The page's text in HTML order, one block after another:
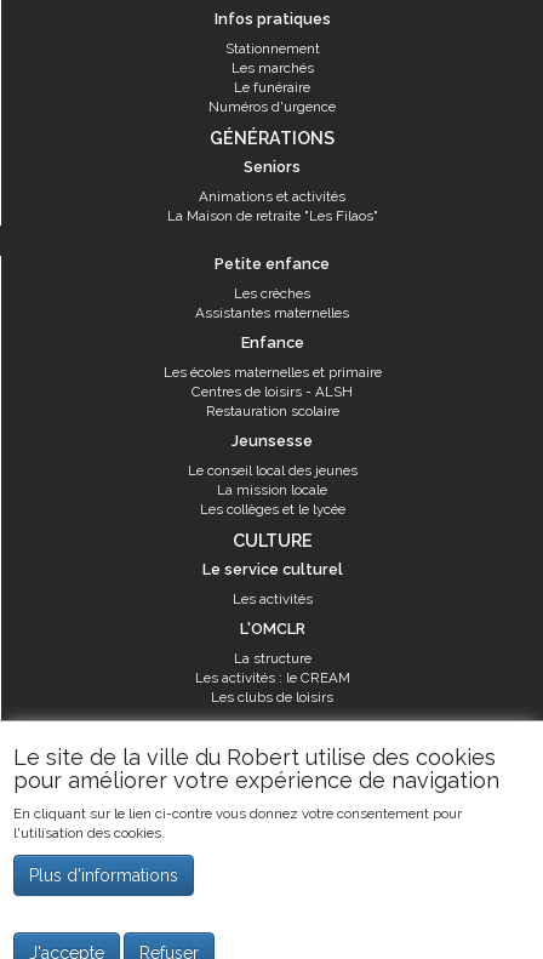
Le site de la ville du Robert utilise des cookies
pour améliorer votre expérience de navigation
En cliquant sur le lien ci-contre vous donnez votre consentement pour
l'utilisation des cookies.
Plus d'informations
J'accepte Refuser
Infos pratiques
Stationnement
Les marchés
Le funéraire
Numéros d'urgence
GÉNÉRATIONS
Seniors
Animations et activités
La Maison de retraite "Les Filaos"
Petite enfance
Les crèches
Assistantes maternelles
Enfance
Les écoles maternelles et primaire
Centres de loisirs - ALSH
Restauration scolaire
Jeunsesse
Le conseil local des jeunes
La mission locale
Les collèges et le lycée
CULTURE
Le service culturel
Les activités
L'OMCLR
La structure
Les activités : le CREAM
Les clubs de loisirs
SPORT
Les équipements sportifs
Les aménagements municipaux
Les activités
©2019Ville du Robert